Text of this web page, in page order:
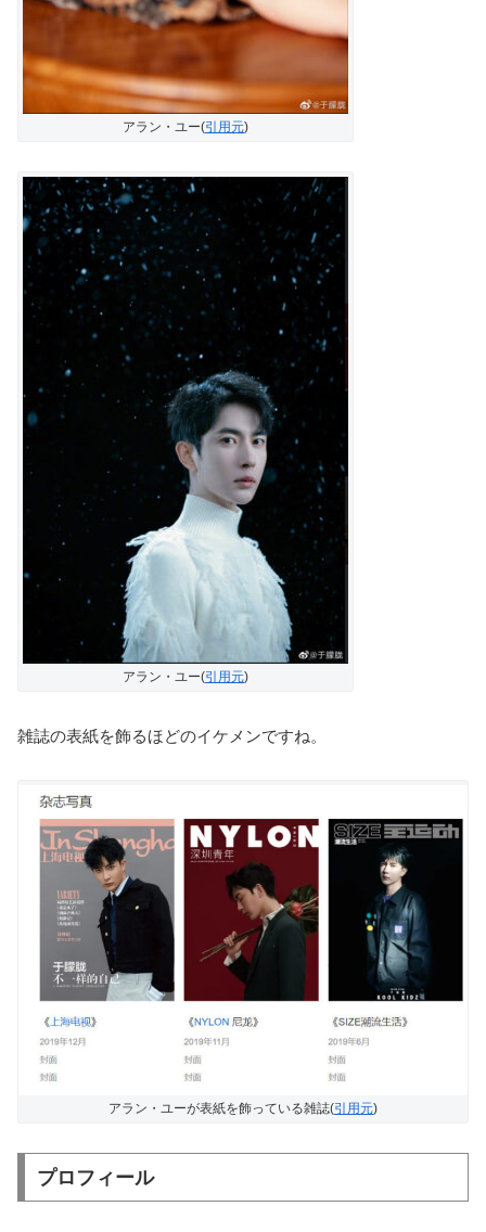
アラン・ユー(引用元)
アラン・ユー(引用元)
雑誌の表紙を飾るほどのイケメンですね。
アラン・ユーが表紙を飾っている雑誌(引用元)
プロフィール